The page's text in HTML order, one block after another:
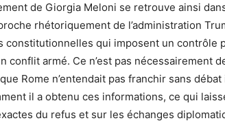
de Giorgia Meloni se retrouve ainsi
rhétoriquement de l’administration
constitutionnelles qui imposent un contrôle
conflit armé. Ce n’est pas nécessairement
Rome n’entendait pas franchir sans
il a obtenu ces informations, ce qui
du refus et sur les échanges